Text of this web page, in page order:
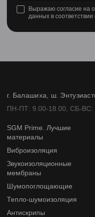
Выражаю согласие на
данных в соответствии
г. Балашиха, ш.
ПН-ПТ: 9.00-18.00, СБ-ВС:
SGM Prime. Лучшие
материалы
Виброизоляция
Звукоизоляционные
мембраны
Шумопоглощающие
Тепло-шумоизоляция
Антискрипы